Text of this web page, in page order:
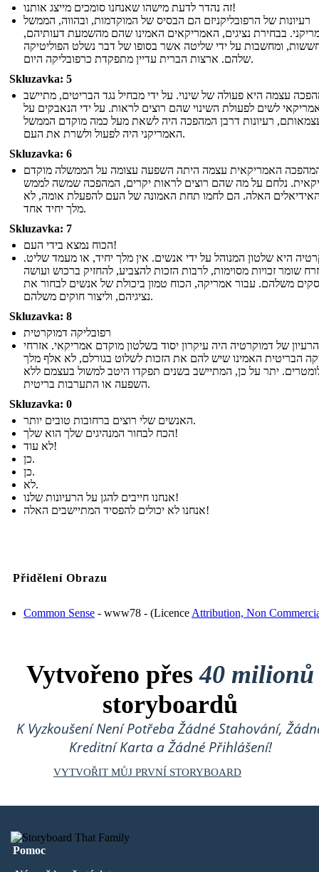
זה נהדר לדעת מישהו שאנחנו סומכים מייצג אותנו!
רעיונות של הרפובליקניזם הם הבסיס של המוקדמות, ובהווה, הממשל
בבחירת נציגים, האמריקאים האמינו שהם מהשמעת דעותיהם,
ומחשבות על ידי שליטה אשר בסופו של דבר נשלט הפוליטיקה
שלהם. ארצות הברית עדיין מתפקדת כרפובליקה היום.
Skluzavka: 5
עצמה היא פעולה של שינוי. על ידי מבחיל נגד הבריטים, מתיישב
לשים לפעולת השינוי שהם רוצים לראות. על ידי הנאבקים על
רעיונות דרבן המהפכה היה לשאת מעל כמה מוקדם הממשל
האמריקני היה לפעול ולשרת את העם.
Skluzavka: 6
האמריקאית עצמה היתה השפעה עצומה על הממשלה מוקדם
נלחם על מה שהם רוצים לראות יקרים, המהפכה שמשה לממש
האלה. הם לחמו תחת האמונה של העם להפעלת אומה, לא
מלך יחיד אחד.
Skluzavka: 7
הכוח נמצא בידי העם!
היא שלטון המנוהל על ידי אנשים. אין מלך יחיד, או מעמד שליט.
שומר זכויות מסוימות, לרבות הזכות להצביע, להחזיק ברכוש ועושה
משלהם. עבור אמריקה, הכוח טמון ביכולת של אנשים לבחור את
נציגיהם, וליצור חוקים משלהם.
Skluzavka: 8
רפובליקה דמוקרטית
הרעיון של דמוקרטיה היה עיקרון יסוד בשלטון מוקדם אמריקאי. אזרחי
הבריטית האמינו שיש להם את הזכות לשלוט בגורלם, לא אלף מלך
יתר על כן, המתיישב בשנים תפקדו היטב למשול בעצמם ללא
השפעה או התערבות בריטית.
Skluzavka: 0
האנשים שלי רוצים ברחובות טובים יותר.
הכח לבחור המנהיגים שלך הוא שלך!
לא עוד!
כן.
כן.
לא.
אנחנו חייבים להגן על הרעיונות שלנו!
אנחנו לא יכולים להפסיד המתיישבים האלה!
Přidělení Obrazu
Common Sense - www78 - (Licence Attribution, Non
Vytvořeno přes40 milionů
storyboardů
K Vyzkoušení Není Potřeba Žádné Stahování,
Kreditní Karta a Žádné Přihlášení!
VYTVOŘIT MŮJ PRVNÍ STORYBOARD
Pomoc